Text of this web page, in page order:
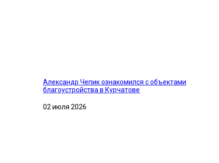
Александр Чепик ознакомился с объектами
благоустройства в Курчатове
02 июля 2026